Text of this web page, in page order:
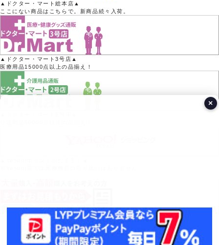
▲ドクター・マート総本店▲
ここにない商品はこちらで。新商品続々入荷。
▲ドクター・マート3号店▲
医療用品15000点以上の品揃え！
営業日カレンダー
×